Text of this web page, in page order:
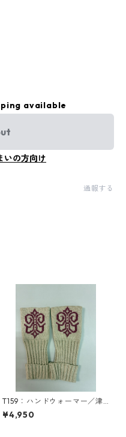
available
いの方向け
通報する
T159：ハンドウォーマー／津
田命子デザインアイヌ文様編
み込みハンドウォーマー
¥4,950